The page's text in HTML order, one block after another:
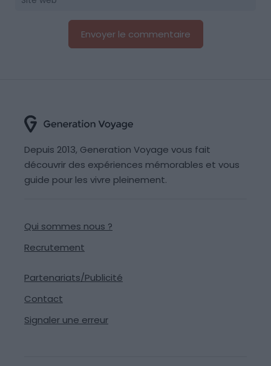
Depuis 2013, Generation Voyage vous fait
découvrir des expériences mémorables et vous
guide pour les vivre pleinement.
Qui sommes nous ?
Recrutement
Partenariats/Publicité
Contact
Signaler une erreur